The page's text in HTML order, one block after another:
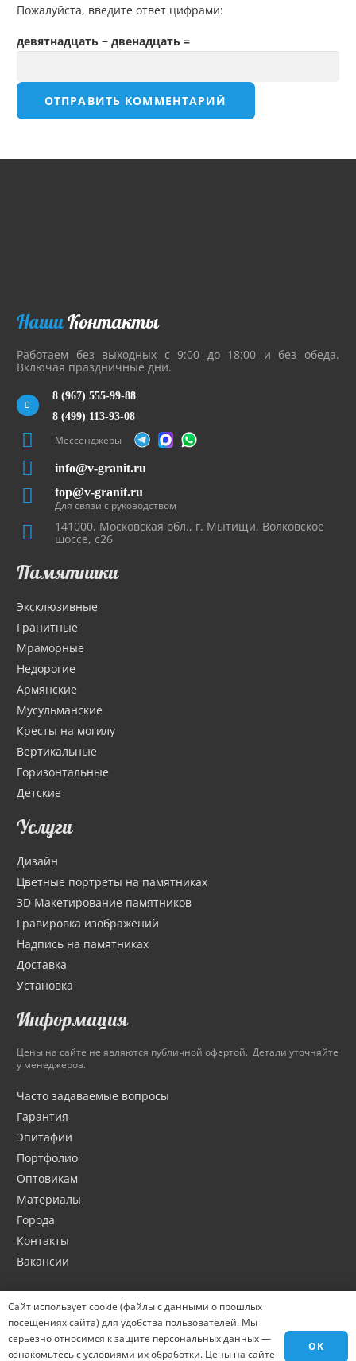
Пожалуйста, введите ответ цифрами:
девятнадцать − двенадцать =
ОТПРАВИТЬ КОММЕНТАРИЙ
НашиКонтакты
Работаем без выходных с 9:00 до 18:00 и без обеда.
Включая праздничные дни.
8 (967) 555-99-88
8 (499) 113-93-08
Мессенджеры
info@v-granit.ru
top@v-granit.ru
Для связи с руководством
141000, Московская обл., г. Мытищи, Волковское
шоссе, с26
Памятники
Эксклюзивные
Гранитные
Мраморные
Недорогие
Армянские
Мусульманские
Кресты на могилу
Вертикальные
Горизонтальные
Детские
Услуги
Дизайн
Цветные портреты на памятниках
3D Макетирование памятников
Гравировка изображений
Надпись на памятниках
Доставка
Установка
Информация
Цены на сайте не являются публичной офертой. Детали уточняйте
у менеджеров.
Часто задаваемые вопросы
Гарантия
Эпитафии
Портфолио
Оптовикам
Материалы
Города
Контакты
Вакансии
Сайт использует cookie (файлы с данными о прошлых
посещениях сайта) для удобства пользователей. Мы
серьезно относимся к защите персональных данных —
ознакомьтесь с условиями их обработки. Цены на сайте
OK